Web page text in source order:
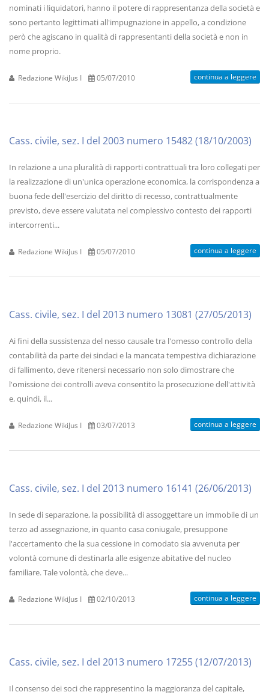
nominati i liquidatori, hanno il potere di rappresentanza della società e
sono pertanto legittimati all'impugnazione in appello, a condizione
però che agiscano in qualità di rappresentanti della società e non in
nome proprio.
Redazione WikiJus I 05/07/2010 continua a leggere
Cass. civile, sez. I del 2003 numero 15482 (18/10/2003)
In relazione a una pluralità di rapporti contrattuali tra loro collegati per
la realizzazione di un'unica operazione economica, la corrispondenza a
buona fede dell'esercizio del diritto di recesso, contrattualmente
previsto, deve essere valutata nel complessivo contesto dei rapporti
intercorrenti...
Redazione WikiJus I 05/07/2010 continua a leggere
Cass. civile, sez. I del 2013 numero 13081 (27/05/2013)
Ai fini della sussistenza del nesso causale tra l'omesso controllo della
contabilità da parte dei sindaci e la mancata tempestiva dichiarazione
di fallimento, deve ritenersi necessario non solo dimostrare che
l'omissione dei controlli aveva consentito la prosecuzione dell'attività
e, quindi, il...
Redazione WikiJus I 03/07/2013 continua a leggere
Cass. civile, sez. I del 2013 numero 16141 (26/06/2013)
In sede di separazione, la possibilità di assoggettare un immobile di un
terzo ad assegnazione, in quanto casa coniugale, presuppone
l'accertamento che la sua cessione in comodato sia avvenuta per
volontà comune di destinarla alle esigenze abitative del nucleo
familiare. Tale volontà, che deve...
Redazione WikiJus I 02/10/2013 continua a leggere
Cass. civile, sez. I del 2013 numero 17255 (12/07/2013)
Il consenso dei soci che rappresentino la maggioranza del capitale,